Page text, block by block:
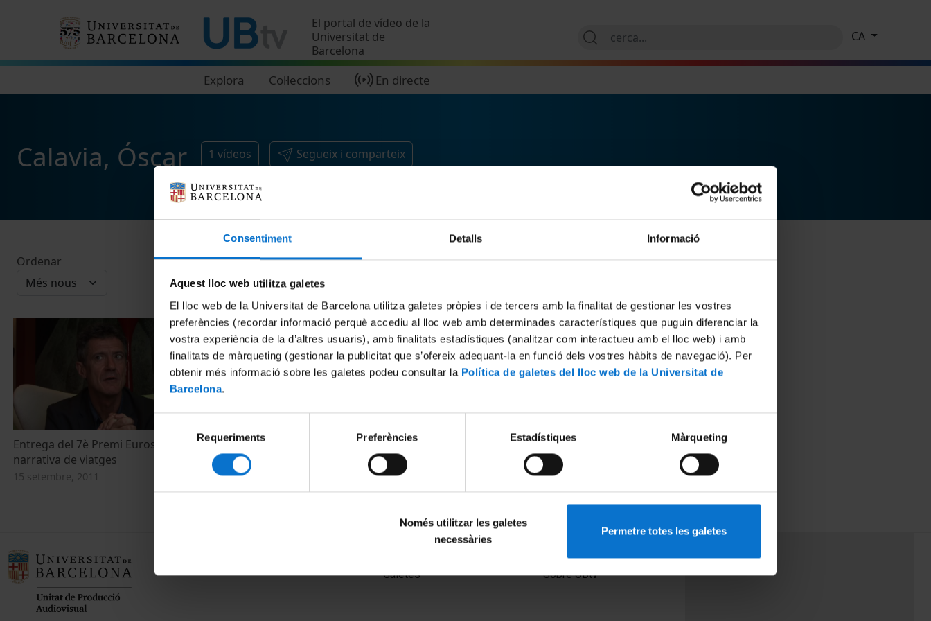
Consentiment Detalls Informació
Aquest lloc web utilitza galetes
El lloc web de la Universitat de Barcelona utilitza galetes pròpies i de tercers amb la finalitat de gestionar les vostres
preferències (recordar informació perquè accediu al lloc web amb determinades característiques que puguin diferenciar la
vostra experiència de la d’altres usuaris), amb finalitats estadístiques (analitzar com interactueu amb el lloc web) i amb
finalitats de màrqueting (gestionar la publicitat que s’ofereix adequant-la en funció dels vostres hàbits de navegació). Per
obtenir més informació sobre les galetes podeu consultar la Política de galetes del lloc web de la Universitat de
Barcelona.
consentiment
Requeriments Preferències Estadístiques Màrqueting
Només utilitzar les galetes
necessàries
Permetre totes les galetes
El portal de vídeo de la
Universitat de
Barcelona
Explora Col·leccions En directe
CA
Calavia, Óscar 1 vídeos Segueix i comparteix
Ordenar
Entrega del 7è Premi Eurostars Hotels de
narrativa de viatges
15 setembre, 2011
Galetes
Sobre UBtv